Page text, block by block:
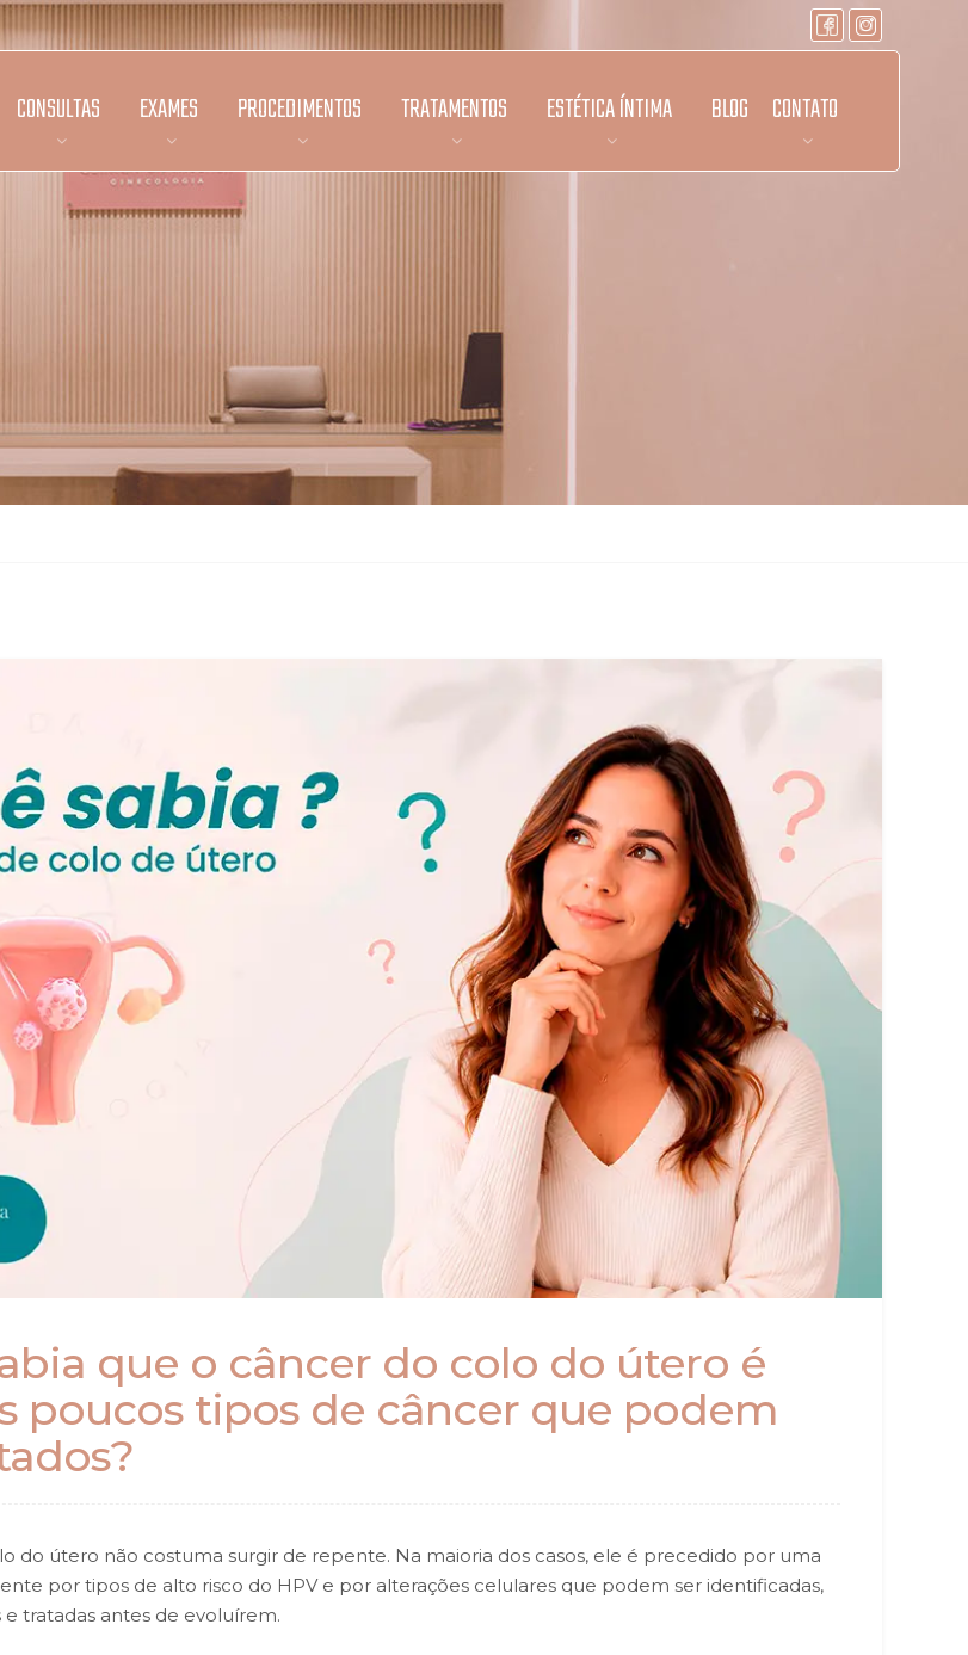
CONSULTAS EXAMES PROCEDIMENTOS TRATAMENTOS ESTÉTICA ÍNTIMA BLOG CONTATO
que o câncer do colo do útero é
poucos tipos de câncer que podem
do útero não costuma surgir de repente. Na maioria dos casos, ele é precedido por uma
por tipos de alto risco do HPV e por alterações celulares que podem ser identificadas,
tratadas antes de evoluírem.